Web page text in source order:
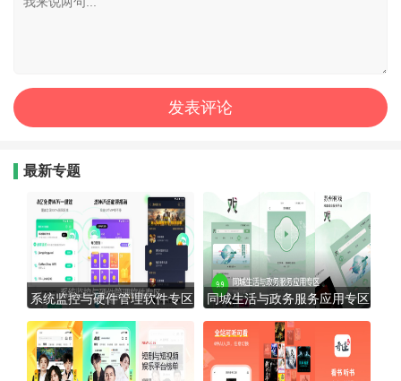
最新专题
系统监控与硬件管理软件专区 同城生活与政务服务应用专区